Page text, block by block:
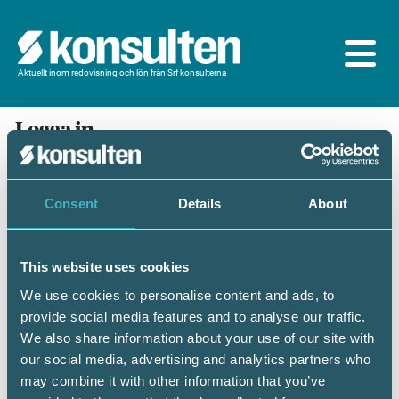
Consent Details About
This website uses cookies
We use cookies to personalise content and ads, to
provide social media features and to analyse our traffic.
We also share information about your use of our site with
our social media, advertising and analytics partners who
may combine it with other information that you’ve
Aktuellt inom redovisning och lön från Srf konsulterna
Logga in
En prenumeration ingår för dig som är
medlem/ansluten till Srf konsulterna. Du loggar in
med BankID eller samma lösenord som du har på
Mobilt BankID
Personnummer(ÅÅÅÅMMDDNNNN)